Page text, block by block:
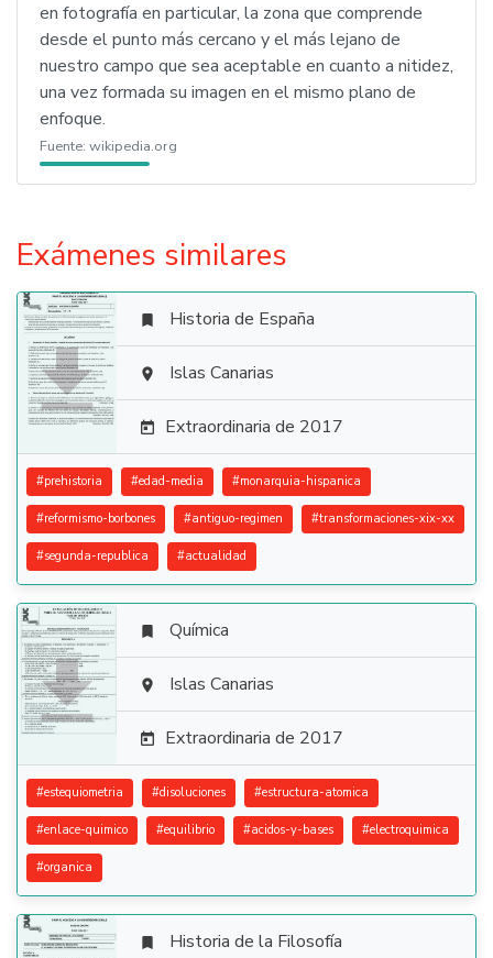
en fotografía en particular, la zona que comprende
desde el punto más cercano y el más lejano de
nuestro campo que sea aceptable en cuanto a nitidez,
una vez formada su imagen en el mismo plano de
enfoque.
Fuente: wikipedia.org
Exámenes similares

 Historia de España
 Islas Canarias
 Extraordinaria de 2017
#prehistoria #edad-media #monarquia-hispanica
#reformismo-borbones #antiguo-regimen #transformaciones-xix-xx
#segunda-republica #actualidad

 Química
 Islas Canarias
 Extraordinaria de 2017
#estequiometria #disoluciones #estructura-atomica
#enlace-quimico #equilibrio #acidos-y-bases #electroquimica
#organica
 Historia de la Filosofía